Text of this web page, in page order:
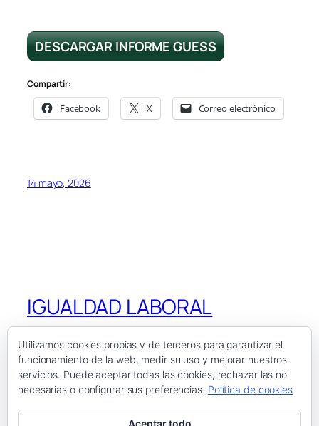
DESCARGAR INFORME GUESS
Compartir:
Facebook X Correo electrónico
14 mayo, 2026
IGUALDAD LABORAL
Blog
Acerca de
Eventos
Tienda
Patrones
Utilizamos cookies propias y de terceros para garantizar el
funcionamiento de la web, medir su uso y mejorar nuestros
servicios. Puede aceptar todas las cookies, rechazar las no
necesarias o configurar sus preferencias. Política de cookies
Aceptar todo